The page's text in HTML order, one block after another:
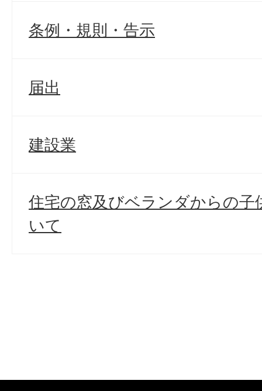
条例・規則・告示
届出
建設業
住宅の窓及びベランダからの子
いて